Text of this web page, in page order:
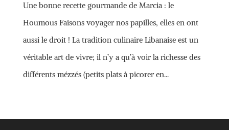
Une bonne recette gourmande de Marcia : le
Houmous Faisons voyager nos papilles, elles en ont
aussi le droit ! La tradition culinaire Libanaise est un
véritable art de vivre; il n’y a qu’à voir la richesse des
différents mézzés (petits plats à picorer en...